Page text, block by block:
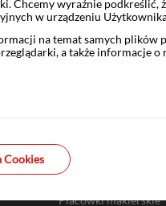
Placówki maklerskie
Chcemy wyraźnie
w urządzeniu
na temat samych plików
a także informacje o
Cookies